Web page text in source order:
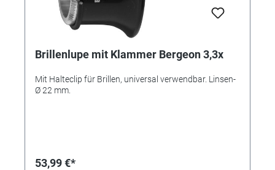
Brillenlupe mit Klammer Bergeon 3,3x
Mit Halteclip für Brillen, universal verwendbar. Linsen-
Ø 22 mm.
53,99 €*